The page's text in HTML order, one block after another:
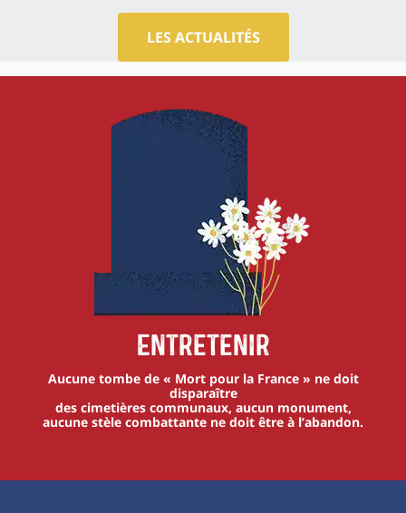
LES ACTUALITÉS
Entretenir
Aucune tombe de « Mort pour la France » ne doit
disparaître
des cimetières communaux, aucun monument,
aucune stèle combattante ne doit être à l’abandon.